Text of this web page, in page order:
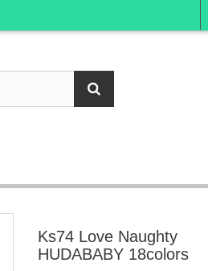
Ks74 Love Naughty
HUDABABY 18colors